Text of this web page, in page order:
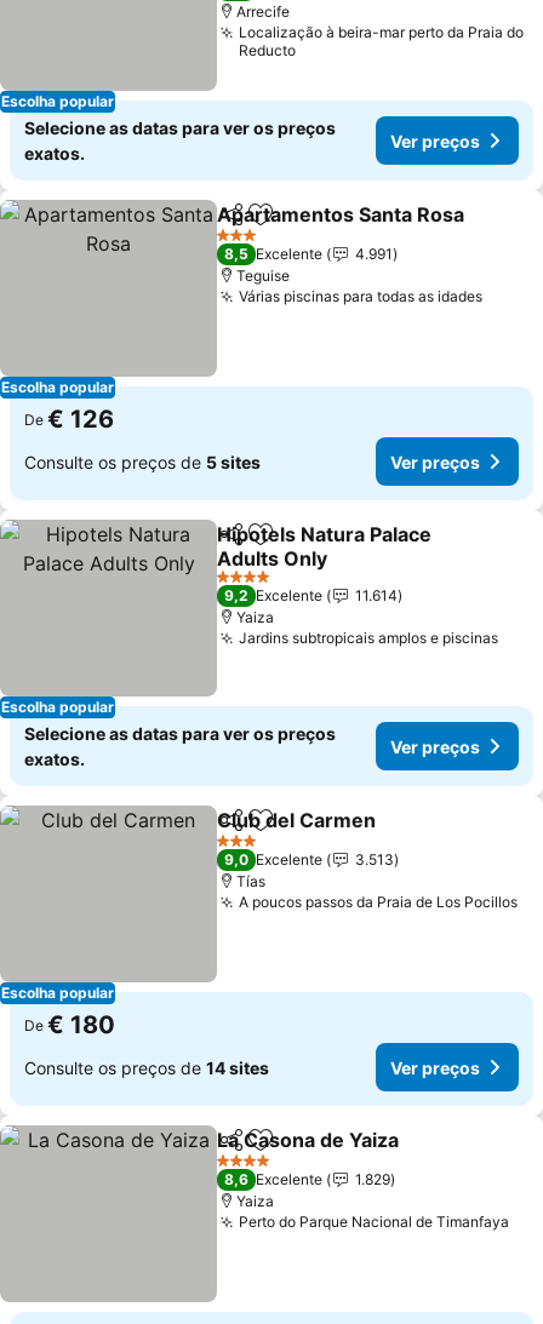
Escolha popular
Arrecife
Localização à beira-mar perto da Praia do
Reducto
Selecione as datas para ver os preços
exatos.
Ver preços
Escolha popular
PartilharAdicionar aos favoritos
Apartamentos Santa Rosa
3 Estrelas
8,5 Excelente
4.991
Teguise
Várias piscinas para todas as idadesVer
De € 126
Consulte os preços de 5 sites Ver preços
Escolha popular
PartilharAdicionar aos favoritos
Hipotels Natura Palace
Adults Only
Ver preços
4 Estrelas
9,2 Excelente
11.614
Yaiza
Jardins subtropicais amplos e piscinasVer
Selecione as datas para ver os preços
exatos.
Ver preços
Escolha popular
PartilharAdicionar aos favoritos
Club del Carmen
3 Estrelas
9,0 Excelente
3.513
Tías
A poucos passos da Praia de Los Pocillos
De € 180
Consulte os preços de 14 sites Ver preços
PartilharAdicionar aos favoritos
La Casona de Yaiza
4 Estrelas
8,6 Excelente
1.829
Yaiza
Perto do Parque Nacional de Timanfaya